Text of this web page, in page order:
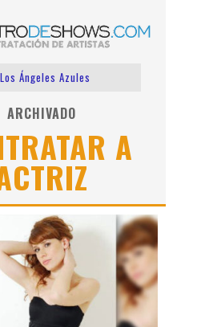
Los Ángeles Azules
Shows via streaming
Lit Killah
Nicki Nicole
Duki
ARCHIVADO
A